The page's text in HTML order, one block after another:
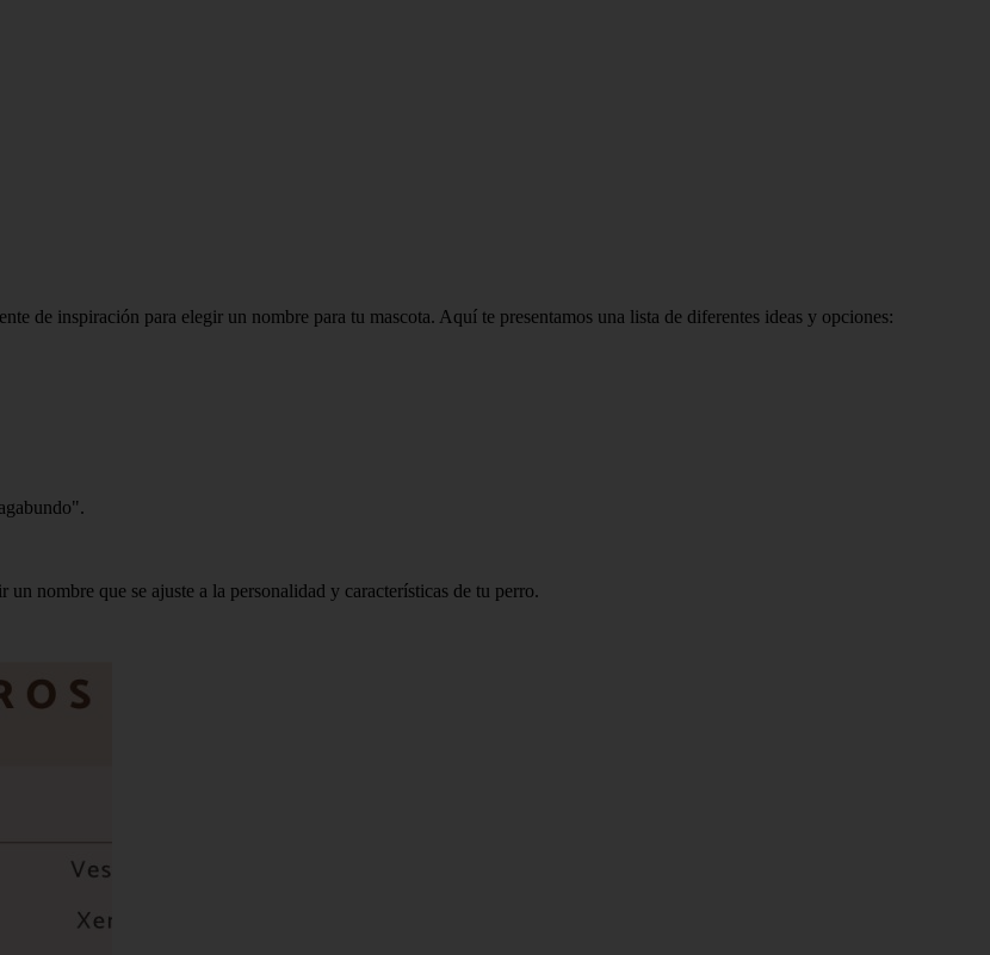
de inspiración para elegir un nombre para tu mascota. Aquí te presentamos una lista de diferentes ideas y opciones:
nombre que se ajuste a la personalidad y características de tu perro.